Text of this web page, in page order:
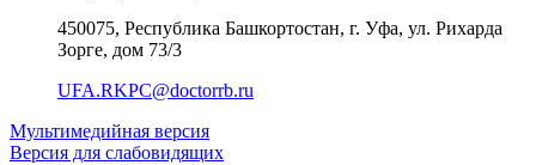
450075, Республика Башкортостан, г. Уфа, ул. Рихарда
Зорге, дом 73/3
UFA.RKPC@doctorrb.ru
Мультимедийная версия
Версия для слабовидящих